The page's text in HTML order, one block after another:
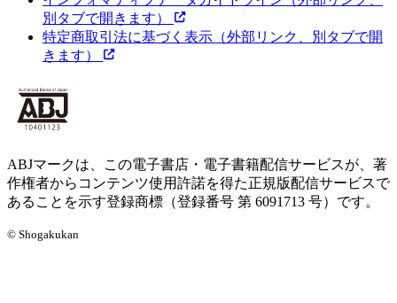
別タブで開きます）
特定商取引法に基づく表示 （外部リンク、別タブで開
きます）
ABJマークは、この電子書店・電子書籍配信サービスが、著
作権者からコンテンツ使用許諾を得た正規版配信サービスで
あることを示す登録商標（登録番号 第 6091713 号）です。
© Shogakukan